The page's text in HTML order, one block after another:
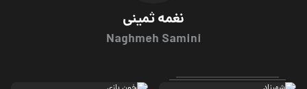
نغمه ثمینی
Naghmeh Samini